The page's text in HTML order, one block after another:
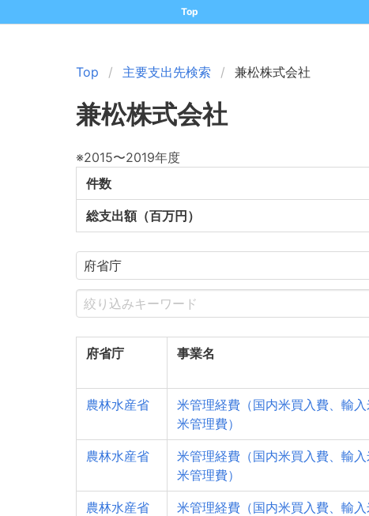
Top
Top 主要支出先検索 兼松株式会社
兼松株式会社
※2015〜2019年度
件数
総支出額（百万円）
府省庁 事業名
農林水産省
米管理経費（国内米買入費、輸入
米管理費）
農林水産省
米管理経費（国内米買入費、輸入
米管理費）
農林水産省
米管理経費（国内米買入費、輸入